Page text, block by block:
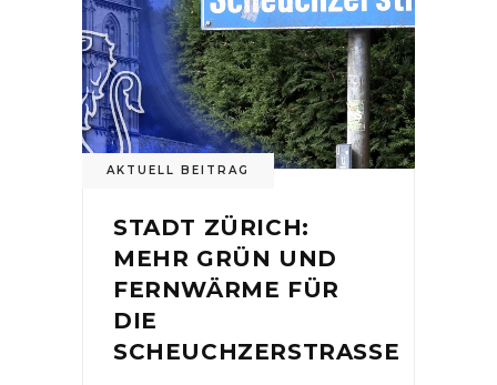
AKTUELL BEITRAG
STADT ZÜRICH:
MEHR GRÜN UND
FERNWÄRME FÜR
DIE
SCHEUCHZERSTRASSE